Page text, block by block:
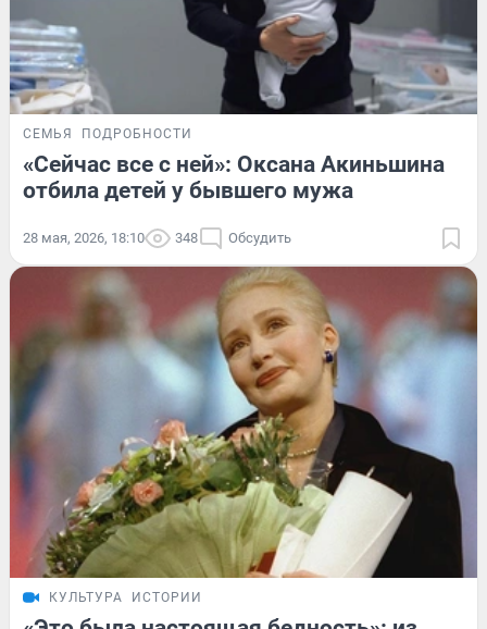
СЕМЬЯ ПОДРОБНОСТИ
«Сейчас все с ней»: Оксана Акиньшина
отбила детей у бывшего мужа
28 мая, 2026, 18:10 348 Обсудить
КУЛЬТУРА ИСТОРИИ